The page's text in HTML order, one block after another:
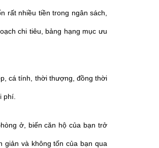
rất nhiều tiền trong ngân sách,
chi tiêu, bảng hạng mục ưu
cá tính, thời thượng, đồng thời
phí.
ở, biến căn hộ của bạn trở
giản và không tốn của bạn qua